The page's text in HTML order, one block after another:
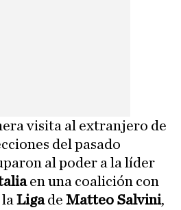
visita al extranjero de
del pasado
al poder a la líder
en una coalición con
Ligade Matteo Salvini,